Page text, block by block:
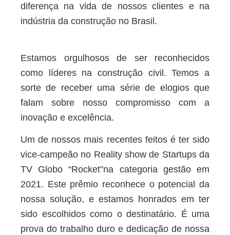
diferença na vida de nossos clientes e na
indústria da construção no Brasil.
Estamos orgulhosos de ser reconhecidos
como líderes na construção civil. Temos a
sorte de receber uma série de elogios que
falam sobre nosso compromisso com a
inovação e excelência.
Um de nossos mais recentes feitos é ter sido
vice-campeão no Reality show de Startups da
TV Globo “Rocket”na categoria gestão em
2021. Este prêmio reconhece o potencial da
nossa solução, e estamos honrados em ter
sido escolhidos como o destinatário. É uma
prova do trabalho duro e dedicação de nossa